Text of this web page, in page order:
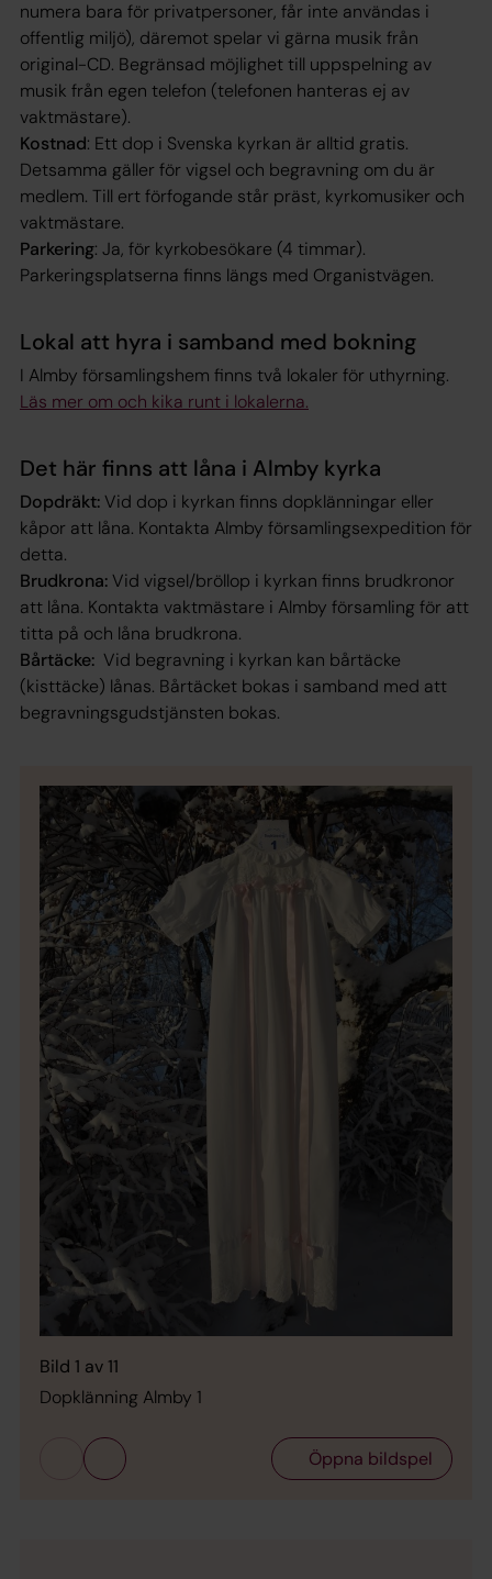
numera bara för privatpersoner, får inte användas i
offentlig miljö), däremot spelar vi gärna musik från
original-CD. Begränsad möjlighet till uppspelning av
musik från egen telefon (telefonen hanteras ej av
vaktmästare).
Kostnad: Ett dop i Svenska kyrkan är alltid gratis.
Detsamma gäller för vigsel och begravning om du är
medlem. Till ert förfogande står präst, kyrkomusiker och
vaktmästare.
Parkering: Ja, för kyrkobesökare (4 timmar).
Parkeringsplatserna finns längs med Organistvägen.
Lokal att hyra i samband med bokning
I Almby församlingshem finns två lokaler för uthyrning.
Läs mer om och kika runt i lokalerna.
Det här finns att låna i Almby kyrka
Dopdräkt: Vid dop i kyrkan finns dopklänningar eller
kåpor att låna. Kontakta Almby församlingsexpedition för
detta.
Brudkrona: Vid vigsel/bröllop i kyrkan finns brudkronor
att låna. Kontakta vaktmästare i Almby församling för att
titta på och låna brudkrona.
Bårtäcke: Vid begravning i kyrkan kan bårtäcke
(kisttäcke) lånas. Bårtäcket bokas i samband med att
begravningsgudstjänsten bokas.
Bild 1 av 11
Dopklänning Almby 1
Öppna bildspel